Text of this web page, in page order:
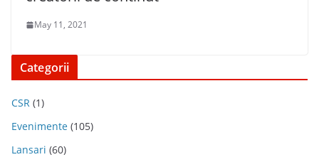
May 11, 2021
Categorii
CSR (1)
Evenimente (105)
Lansari (60)